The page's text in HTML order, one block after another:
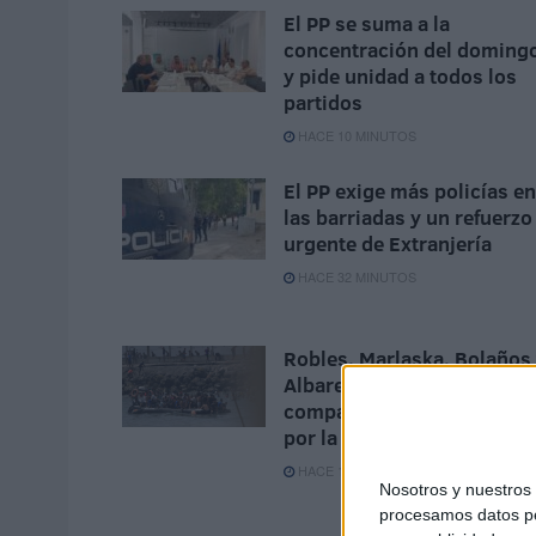
Nosotros y nuestros
procesamos datos
El PP se suma a la
concentración del
y pide unidad a todos los
partidos
HACE 10 MINUTOS
El PP exige más policías en
las barriadas y un refuerzo
urgente de Extranjería
HACE 32 MINUTOS
Robles, Marlaska, Bolaños
Albares solicitan
comparecer en el Congreso
por la crisis de Ceuta
HACE 1 HORA